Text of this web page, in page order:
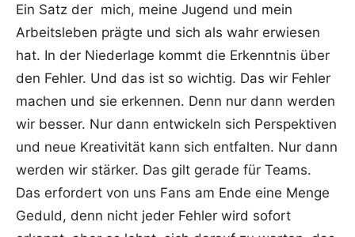
Ein Satz der mich, meine Jugend und mein
Arbeitsleben prägte und sich als wahr erwiesen
hat. In der Niederlage kommt die Erkenntnis über
den Fehler. Und das ist so wichtig. Das wir Fehler
machen und sie erkennen. Denn nur dann werden
wir besser. Nur dann entwickeln sich Perspektiven
und neue Kreativität kann sich entfalten. Nur dann
werden wir stärker. Das gilt gerade für Teams.
Das erfordert von uns Fans am Ende eine Menge
Geduld, denn nicht jeder Fehler wird sofort